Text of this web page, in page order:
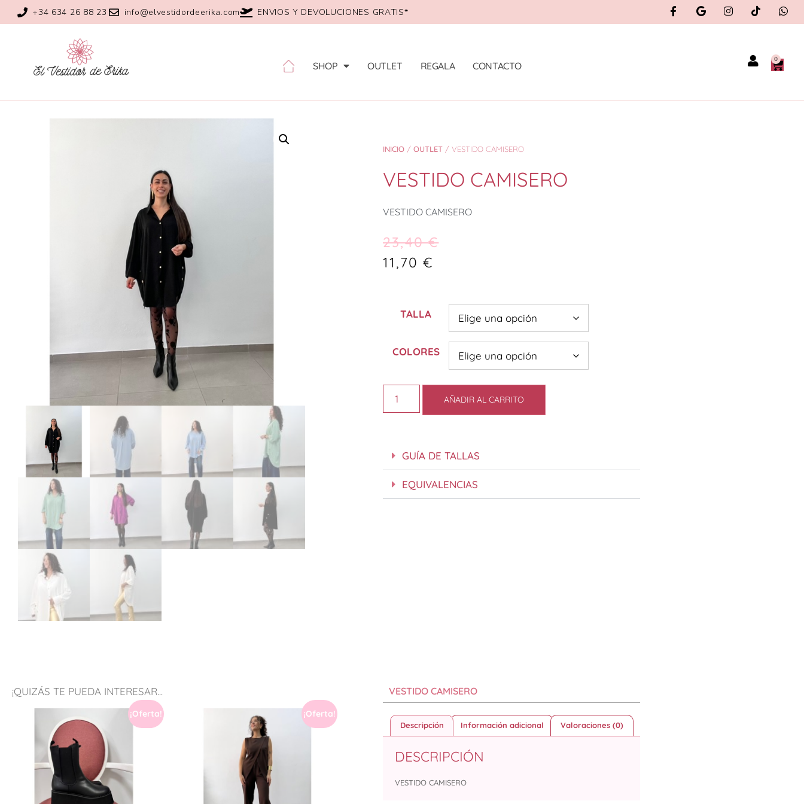
+34 634 26 88 23 info@elvestidordeerika.com ENVIOS Y DEVOLUCIONES GRATIS*
SHOP OUTLET REGALA CONTACTO
0
INICIO / OUTLET / VESTIDO CAMISERO
VESTIDO CAMISERO
VESTIDO CAMISERO
23,40€
11,70€
TALLA
COLORES
AÑADIR AL CARRITO
GUÍA DE TALLAS
EQUIVALENCIAS
¡QUIZÁS TE PUEDA INTERESAR...
¡Oferta! ¡Oferta!
VESTIDO CAMISERO
Descripción Información adicional Valoraciones (0)
DESCRIPCIÓN
VESTIDO CAMISERO